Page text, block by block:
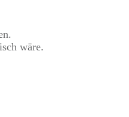
wäre.